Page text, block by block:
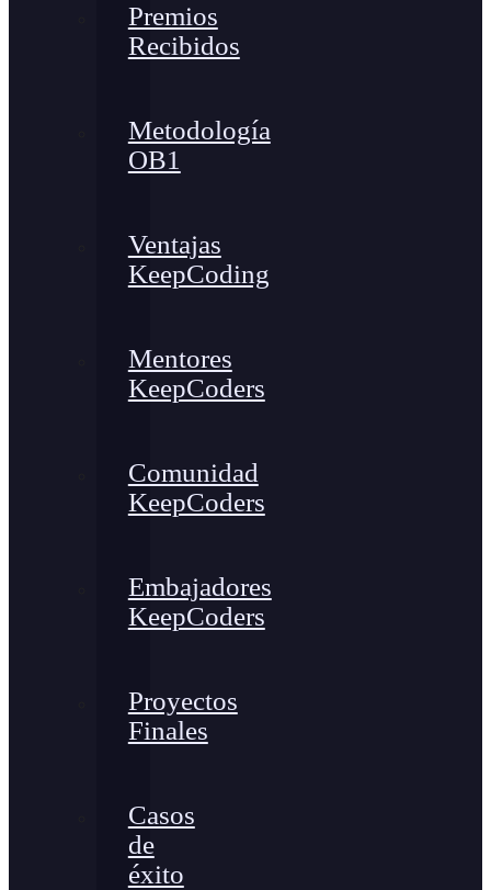
Premios
Recibidos
Metodología
OB1
Ventajas
KeepCoding
Mentores
KeepCoders
Comunidad
KeepCoders
Embajadores
KeepCoders
Proyectos
Finales
Casos
de
éxito